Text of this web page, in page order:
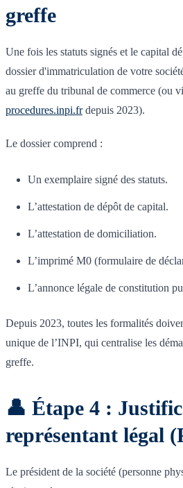
greffe
Une fois les statuts signés et le capital
dossier d'immatriculation de votre
au greffe du tribunal de commerce (ou
procedures.inpi.frdepuis 2023).
Le dossier comprend :
Un exemplaire signé des statuts.
L’attestation de dépôt de capital.
L’attestation de domiciliation.
L’imprimé M0 (formulaire de
L’annonce légale de constitution
Depuis 2023, toutes les formalités
unique de l’INPI, qui centralise les
greffe.
👤 Étape 4 :
représentant légal
Le président de la société (personne